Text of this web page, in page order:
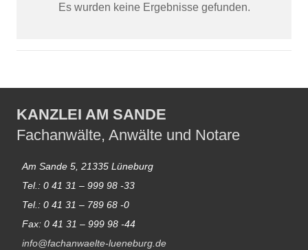
Es wurden keine Ergebnisse gefunden.
KANZLEI AM SANDE
Fachanwälte, Anwälte und Notare
Am Sande 5, 21335 Lüneburg
Tel.: 0 41 31 – 999 98 -33
Tel.: 0 41 31 – 789 68 -0
Fax: 0 41 31 – 999 98 -44
info@fachanwaelte-lueneburg.de